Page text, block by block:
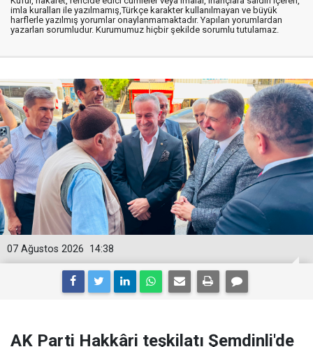
imla kuralları ile yazılmamış,Türkçe karakter kullanılmayan ve büyük
harflerle yazılmış yorumlar onaylanmamaktadır. Yapılan yorumlardan
yazarları sorumludur. Kurumumuz hiçbir şekilde sorumlu tutulamaz.
14:38
07 Ağustos 2026
AK Parti Hakkâri teşkilatı Şemdinli'de